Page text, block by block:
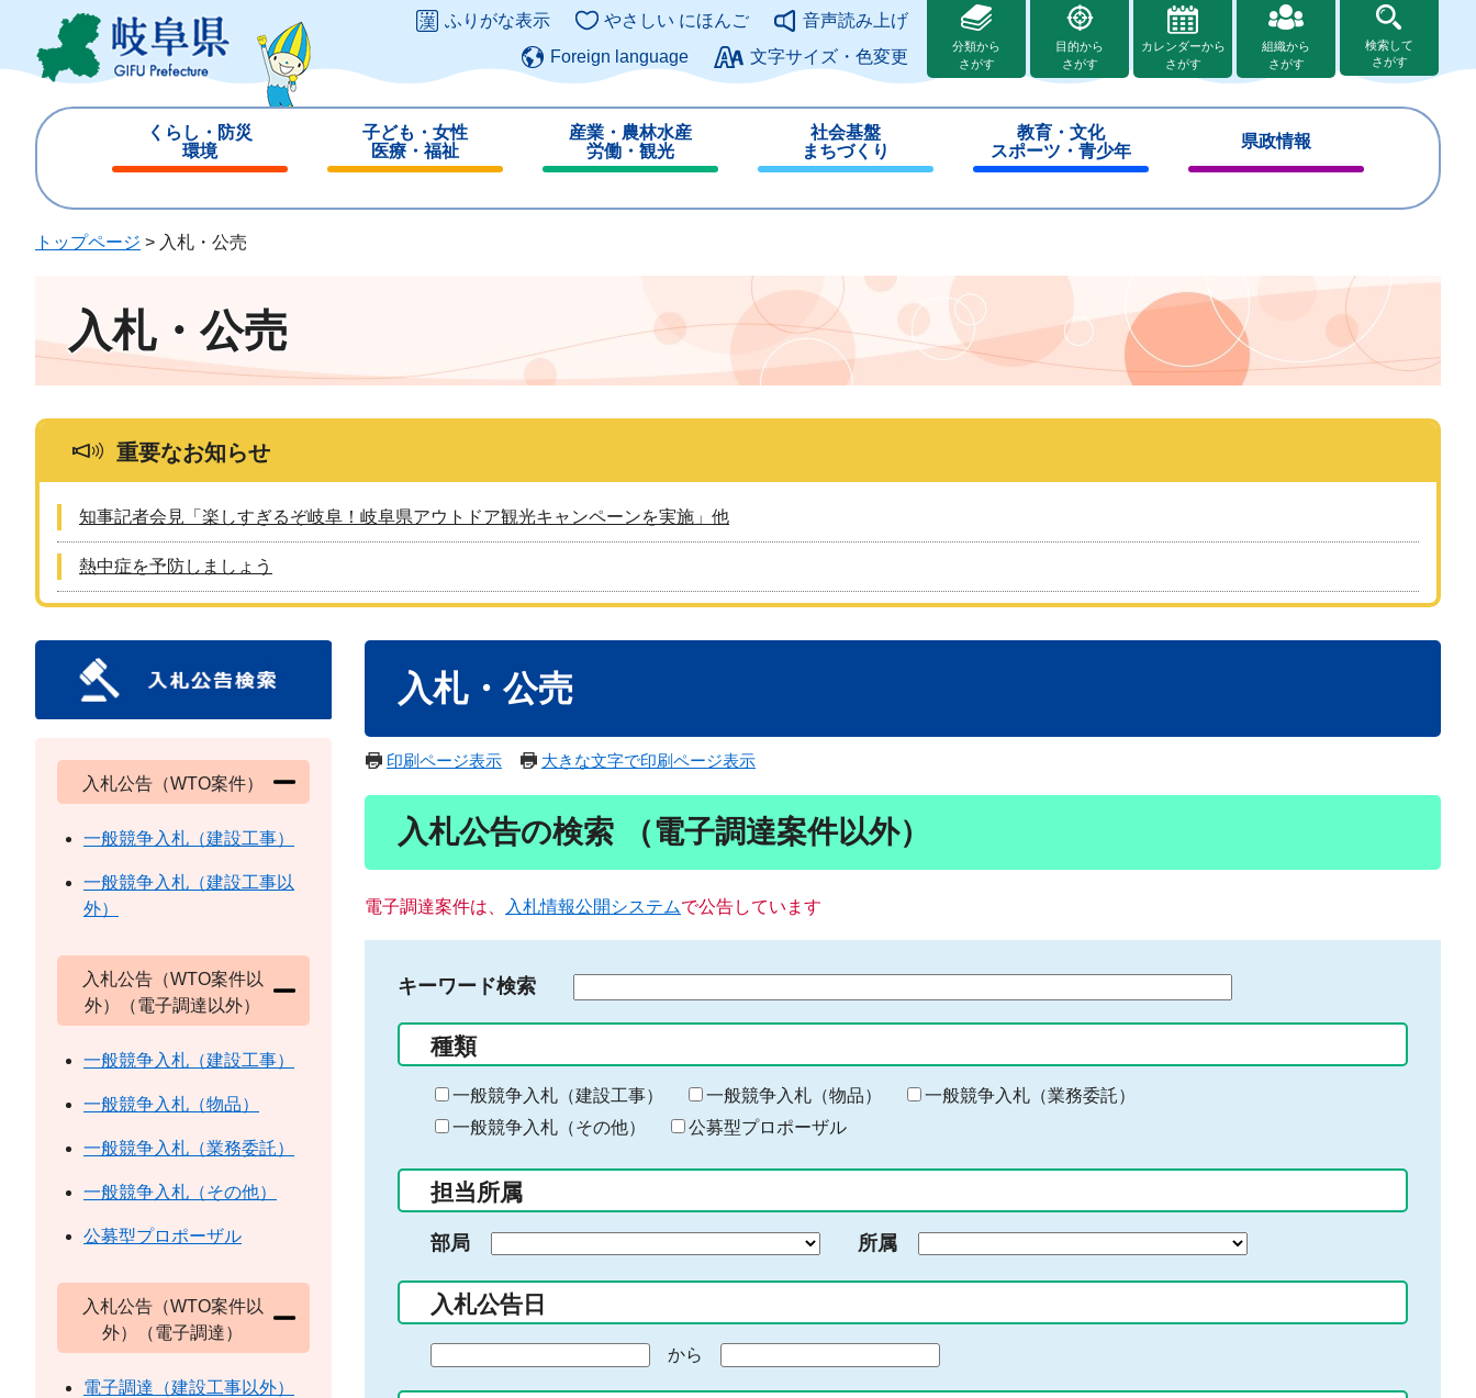
ジ
ュ
このページの本文へ
ふりがな表示 やさしい にほんご
音声読み上げ
Foreign language
文字サイズ・色変更
分類から
さがす
目的から
さがす
カレンダーから
さがす
組織から
さがす
検索して
さがす
くらし・防災
環境
じ
子ども・女性
医療・福祉
じ
産業・農林水産
労働・観光
じ
社会基盤
まちづくり
じ
教育・文化
スポーツ・青少年
じ
県政情報
じ
トップページ > 入札・公売
入札・公売
重要なお知らせ
知事記者会見「楽しすぎるぞ岐阜！岐阜県アウトドア観光キャンペーンを実施」他
熱中症を予防しましょう
入札・公売
印刷ページ表示 大きな文字で印刷ページ表示
入札公告の検索 （電子調達案件以外）
電子調達案件は、 入札情報公開システムで公告しています
キーワード検索
る
キ
ー
ー
入
力
種類
一般競争入札（建設工事） 一般競争入札（物品）
一般競争入札（業務委託）
一般競争入札（その他）
公募型プロポーザル
担当所属
部局 所属
入札公告日
から
入札公告（WTO案件）
一般競争入札（建設工事）
一般競争入札（建設工事以
外）
入札公告（WTO案件以
外）（電子調達以外）
一般競争入札（建設工事）
一般競争入札（物品）
一般競争入札（業務委託）
一般競争入札（その他）
公募型プロポーザル
入札公告（WTO案件以
外）（電子調達）
電子調達（建設工事以外）